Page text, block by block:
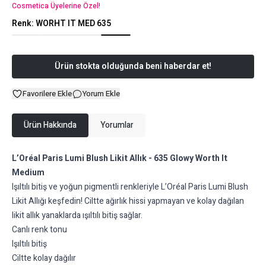
Cosmetica Üyelerine Özel!
Renk:WORHT IT MED 635
Ürün stokta olduğunda beni haberdar et!
Favorilere Ekle Yorum Ekle
Ürün Hakkında Yorumlar
L’Oréal Paris Lumi Blush Likit Allık - 635 Glowy Worth It
Medium
Işıltılı bitiş ve yoğun pigmentli renkleriyle L’Oréal Paris Lumi Blush
Likit Allığı keşfedin! Ciltte ağırlık hissi yapmayan ve kolay dağılan
likit allık yanaklarda ışıltılı bitiş sağlar.
Canlı renk tonu
Işıltılı bitiş
Ciltte kolay dağılır